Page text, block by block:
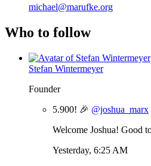
michael@marufke.org
Who to follow
Stefan Wintermeyer
Founder
5.900! 🎉 @joshua_marx
Welcome Joshua! Good
Yesterday, 6:25 AM